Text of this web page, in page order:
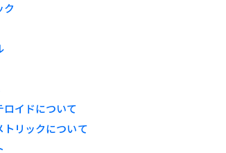
ク
イドについて
リックについて